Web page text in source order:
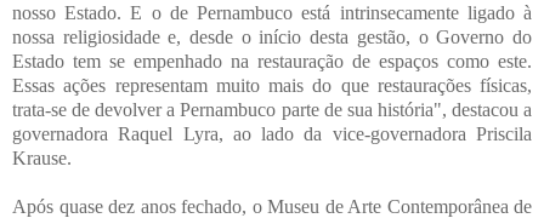
nosso Estado. E o de Pernambuco está intrinsecamente ligado à
nossa religiosidade e, desde o início desta gestão, o Governo do
Estado tem se empenhado na restauração de espaços como este.
Essas ações representam muito mais do que restaurações físicas,
trata-se de devolver a Pernambuco parte de sua história", destacou a
governadora Raquel Lyra, ao lado da vice-governadora Priscila
Krause.
Após quase dez anos fechado, o Museu de Arte Contemporânea de